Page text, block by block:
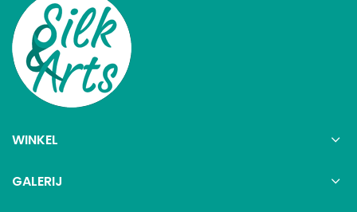
WINKEL
GALERIJ